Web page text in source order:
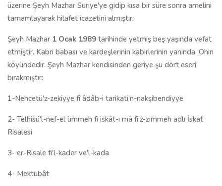
üzerine Şeyh Mazhar Suriye'ye gidip kısa bir süre sonra amelini
tamamlayarak hilafet icazetini almıştır.
Şeyh Mazhar 1 Ocak 1989 tarihinde yetmiş beş yaşında vefat
etmiştir. Kabri babası ve kardeşlerinin kabirlerinin yanında, Ohin
köyündedir. Şeyh Mazhar kendisinden geriye şu dört eseri
bırakmıştır:
1-Nehcetü'z-zekiyye fî âdâb-i tarikati'n-nakşibendiyye
2- Telhisü'l-nef-el ümmeh fi iskât-ı mâ fi'z-zımmeh adlı İskat
Risalesi
3- er-Risale fi'l-kader ve'l-kada
4- Mektubât